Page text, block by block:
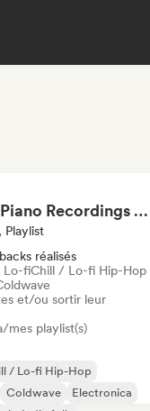
Felt Piano Recordings (label, playlists)
Playlist
réalisés
Lo-fiChill / Lo-fi Hip-Hop
et/ou sortir leur
mes playlist(s)
/ Lo-fi Hip-Hop
Coldwave
Electronica